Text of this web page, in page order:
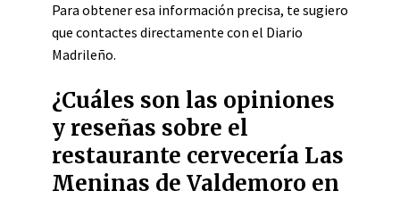
Para obtener esa información precisa, te sugiero
que contactes directamente con el Diario
Madrileño.
¿Cuáles son las opiniones
y reseñas sobre el
restaurante cervecería Las
Meninas de Valdemoro en